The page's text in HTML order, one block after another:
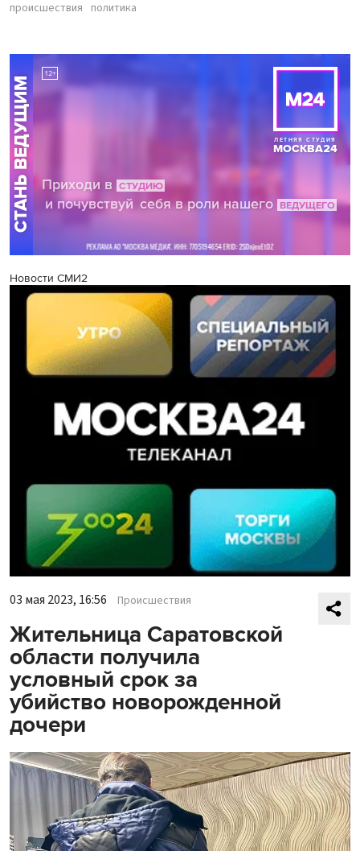
происшествия политика
Новости СМИ2
03 мая 2023, 16:56 Происшествия
Жительница Саратовской
области получила
условный срок за
убийство новорожденной
дочери